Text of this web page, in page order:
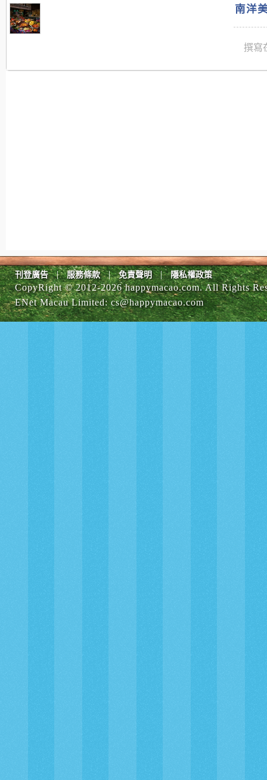
南洋
撰寫
刊登廣告 | 服務條款 | 免責聲明 | 隱私權政策
CopyRight © 2012-2026 happymacao.com. All Rights
ENet Macau Limited:cs@happymacao.com